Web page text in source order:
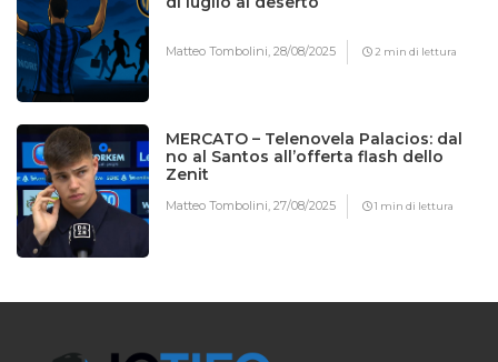
Matteo Tombolini,28/08/2025 2 min di lettura
MERCATO – Telenovela Palacios: dal
no al Santos all’offerta flash dello
Zenit
Matteo Tombolini,27/08/2025 1 min di lettura